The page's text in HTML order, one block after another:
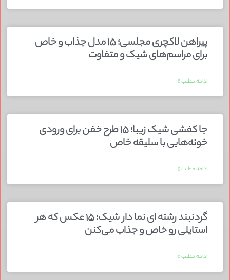
پیراهن لاکچری مجلسی؛ ۱۵ مدل جذاب و خاص
برای مراسم‌های شیک و متفاوت
ادامه مطلب »
جا کفشی شیک زیبا؛ ۱۵ طرح خفن برای ورودی
خونه‌هایی با سلیقه خاص
ادامه مطلب »
گردنبند رشته ای نما دار شیک؛ ۱۵ عکس که هر
استایلی رو خاص و جذاب می‌کنن
ادامه مطلب »